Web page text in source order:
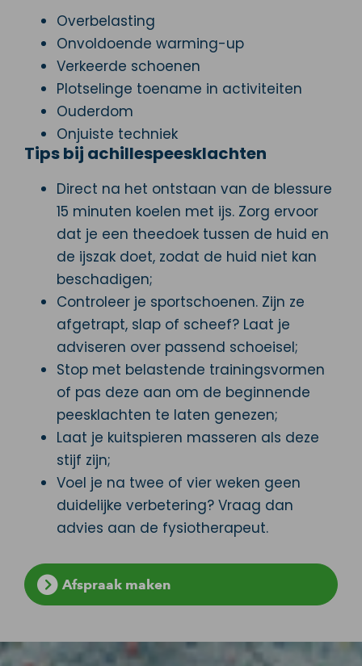
Overbelasting
Onvoldoende warming-up
Verkeerde schoenen
Plotselinge toename in activiteiten
Ouderdom
Onjuiste techniek
Tips bij achillespeesklachten
Direct na het ontstaan van de blessure
15 minuten koelen met ijs. Zorg ervoor
dat je een theedoek tussen de huid en
de ijszak doet, zodat de huid niet kan
beschadigen;
Controleer je sportschoenen. Zijn ze
afgetrapt, slap of scheef? Laat je
adviseren over passend schoeisel;
Stop met belastende trainingsvormen
of pas deze aan om de beginnende
peesklachten te laten genezen;
Laat je kuitspieren masseren als deze
stijf zijn;
Voel je na twee of vier weken geen
duidelijke verbetering? Vraag dan
advies aan de fysiotherapeut.
Afspraak maken